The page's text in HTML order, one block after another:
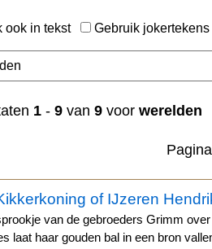
ook in tekst Gebruik jokertekens
1 - 9 van 9 voor werelden
of IJzeren
van de gebroeders Grimm
laat haar gouden bal in een bron